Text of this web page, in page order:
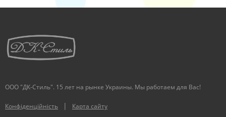
ООО "ДК-Стиль". 15 лет на рынке Украины. Мы работаем для Вас!
Конфіденційність | Карта сайту